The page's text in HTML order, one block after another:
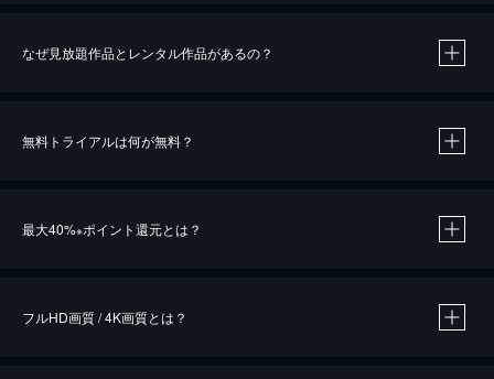
なぜ見放題作品とレンタル作品があるの？
無料トライアルは何が無料？
最大40%※ポイント還元とは？
フルHD画質 / 4K画質とは？